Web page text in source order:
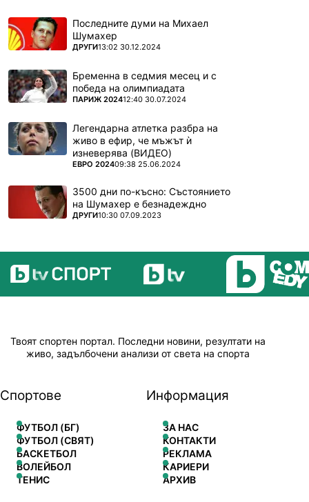
Последните думи на Михаел
Шумахер
ПОВЕЧЕ ОТ
ДРУГИ13:02 30.12.2024
Бременна в седмия месец и с
победа на олимпиадата
ПОВЕЧЕ ОТ
ПАРИЖ 202412:40 30.07.2024
Легендарна атлетка разбра на
живо в ефир, че мъжът ѝ
изневерява (ВИДЕО)
ПОВЕЧЕ ОТ
ЕВРО 202409:38 25.06.2024
3500 дни по-късно: Състоянието
на Шумахер е безнадеждно
ПОВЕЧЕ ОТ
ДРУГИ10:30 07.09.2023
Твоят спортен портал. Последни новини, резултати на
живо, задълбочени анализи от света на спорта
Спортове
ФУТБОЛ (БГ)
ФУТБОЛ (СВЯТ)
БАСКЕТБОЛ
ВОЛЕЙБОЛ
ТЕНИС
Информация
ЗА НАС
КОНТАКТИ
РЕКЛАМА
КАРИЕРИ
АРХИВ